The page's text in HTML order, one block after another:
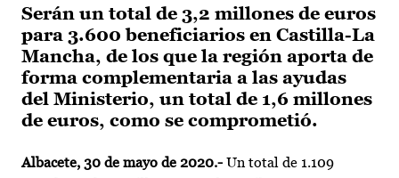
Serán un total de 3,2 millones de euros
para 3.600 beneficiarios en Castilla-La
Mancha, de los que la región aporta de
forma complementaria a las ayudas
del Ministerio, un total de 1,6 millones
de euros, como se comprometió.
Albacete, 30 de mayo de 2020.- Un total de 1.109